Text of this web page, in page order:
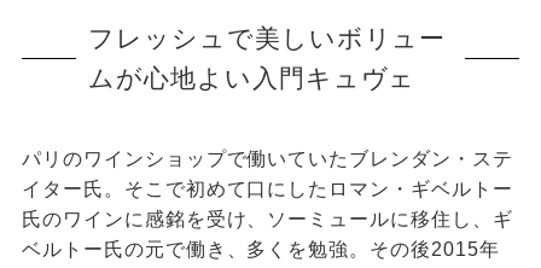
フレッシュで美しいボリュー
ムが心地よい入門キュヴェ
パリのワインショップで働いていたブレンダン・ステ
イター氏。そこで初めて口にしたロマン・ギベルトー
氏のワインに感銘を受け、ソーミュールに移住し、ギ
ベルトー氏の元で働き、多くを勉強。その後2015年